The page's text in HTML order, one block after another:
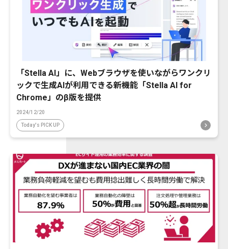
「Stella AI」に、Webブラウザを使いながらワンクリ
ックで生成AIが利用できる新機能「Stella AI for
Chrome」のβ版を提供
2024/12/20
Today's PICK UP